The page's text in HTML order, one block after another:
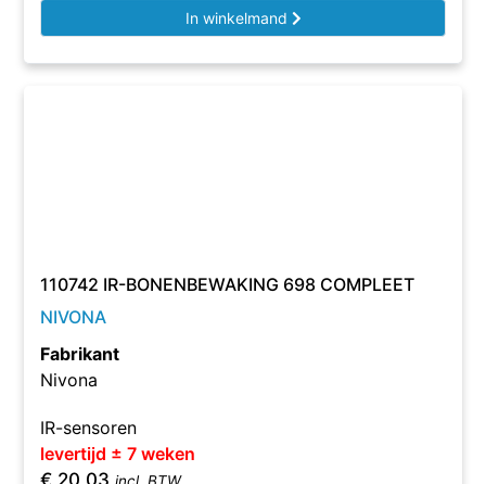
In winkelmand
110742 IR-BONENBEWAKING 698 COMPLEET
NIVONA
Fabrikant
Nivona
IR-sensoren
levertijd ± 7 weken
€ 20,03